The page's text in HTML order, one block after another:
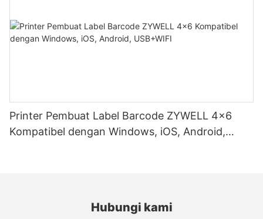
Printer Pembuat Label Barcode ZYWELL 4x6
Kompatibel dengan Windows, iOS, Android,
Hubungi kami